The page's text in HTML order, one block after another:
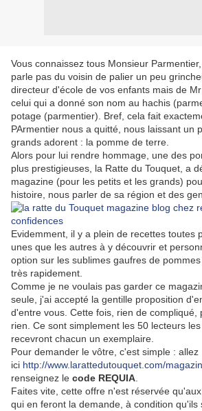
Vous connaissez tous Monsieur
parle pas du voisin de palier un peu
directeur d'école de vos enfants mais de
celui qui a donné son nom au hachis
potage (parmentier). Bref, cela fait
PArmentier nous a quitté, nous laissant un
grands adorent : la pomme de terre.
Alors pour lui rendre hommage, une des
plus prestigieuses, la Ratte du Touquet, a
magazine (pour les petits et les grands)
histoire, nous parler de sa région et des
Evidemment, il y a plein de recettes toutes
unes que les autres à y découvrir et
option sur les sublimes gaufres de
très rapidement.
Comme je ne voulais pas garder ce
seule, j'ai accepté la gentille proposition
d'entre vous. Cette fois, rien de compliqué,
rien. Ce sont simplement les 50 lecteurs
recevront chacun un exemplaire.
Pour demander le vôtre, c'est simple : allez
ici http://www.larattedutouquet.com/
renseignez le code REQUIA
Faites vite, cette offre n'est réservée
qui en feront la demande, à condition qu'ils